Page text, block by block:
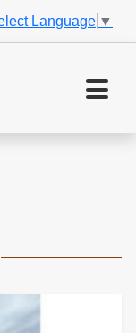
Language ▼